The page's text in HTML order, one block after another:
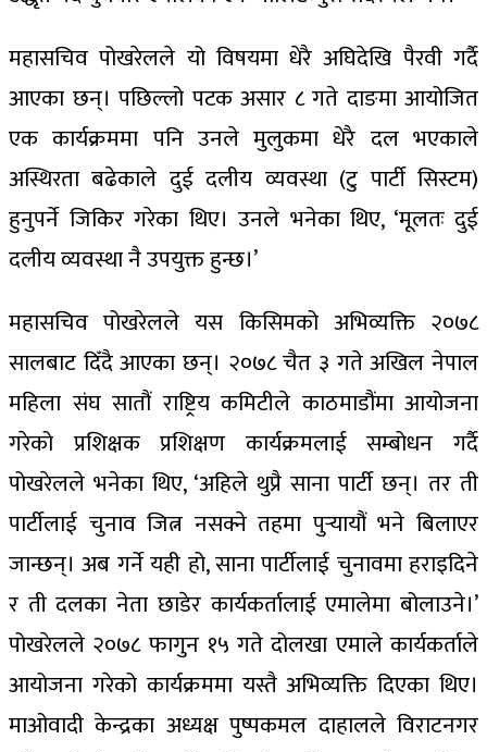
महासचिव पोखरेलले यो विषयमा धेरै अघिदेखि पैरवी गर्दै
आएका छन्। पछिल्लो पटक असार ८ गते दाङमा आयोजित
एक कार्यक्रममा पनि उनले मुलुकमा धेरै दल भएकाले
अस्थिरता बढेकाले दुई दलीय व्यवस्था (टु पार्टी सिस्टम)
हुनुपर्ने जिकिर गरेका थिए। उनले भनेका थिए, ‘मूलतः दुई
दलीय व्यवस्था नै उपयुक्त हुन्छ।’
महासचिव पोखरेलले यस किसिमको अभिव्यक्ति २०७८
सालबाट दिँदै आएका छन्। २०७८ चैत ३ गते अखिल नेपाल
महिला संघ सातौं राष्ट्रिय कमिटीले काठमाडौंमा आयोजना
गरेको प्रशिक्षक प्रशिक्षण कार्यक्रमलाई सम्बोधन गर्दै
पोखरेलले भनेका थिए, ‘अहिले थुप्रै साना पार्टी छन्। तर ती
पार्टीलाई चुनाव जित्न नसक्ने तहमा पुर्‍यायौं भने बिलाएर
जान्छन्। अब गर्ने यही हो, साना पार्टीलाई चुनावमा हराइदिने
र ती दलका नेता छाडेर कार्यकर्तालाई एमालेमा बोलाउने।’
पोखरेलले २०७८ फागुन १५ गते दोलखा एमाले कार्यकर्ताले
आयोजना गरेको कार्यक्रममा यस्तै अभिव्यक्ति दिएका थिए।
माओवादी केन्द्रका अध्यक्ष पुष्पकमल दाहालले विराटनगर